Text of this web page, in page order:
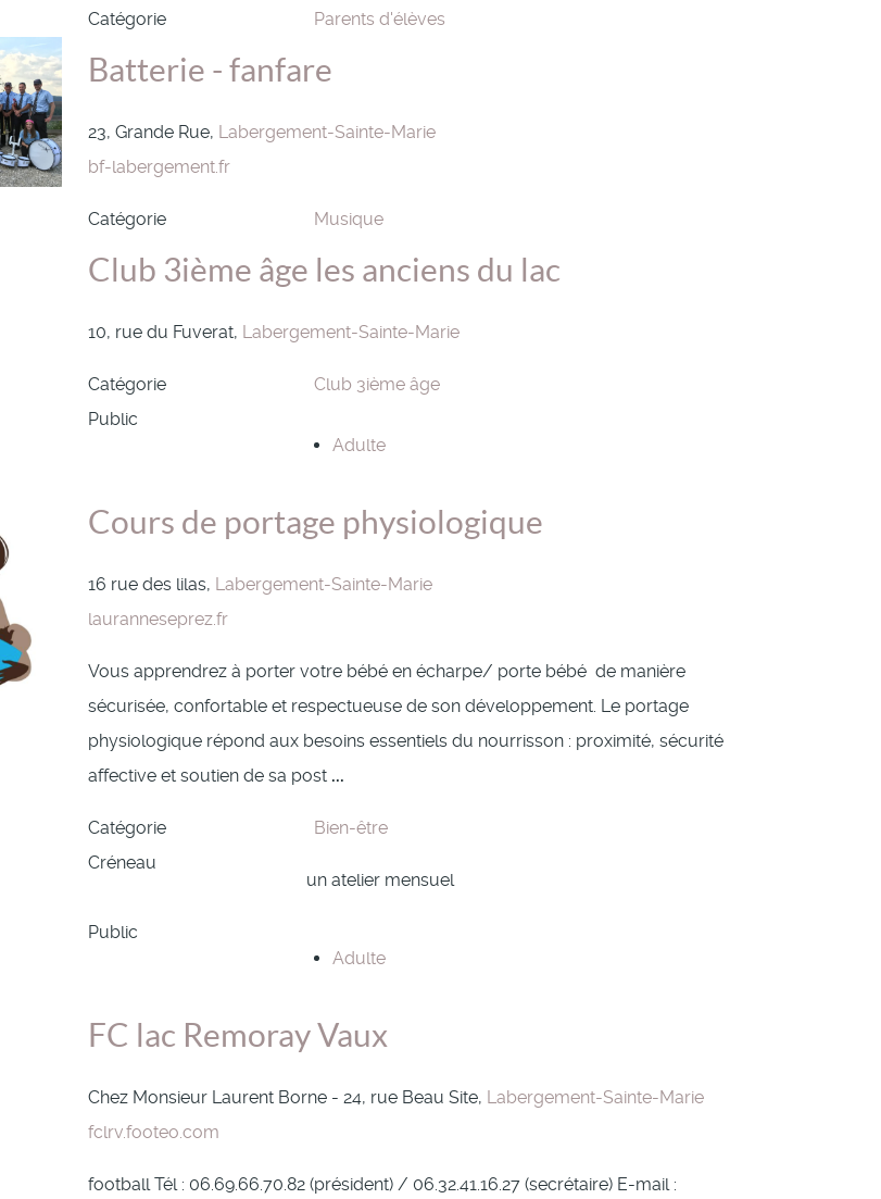
Catégorie Parents d'élèves
Batterie - fanfare
23, Grande Rue, Labergement-Sainte-Marie
bf-labergement.fr
Catégorie Musique
Club 3ième âge les anciens du lac
10, rue du Fuverat, Labergement-Sainte-Marie
Catégorie
Club 3ième âge
Public
Adulte
Cours de portage physiologique
16 rue des lilas, Labergement-Sainte-Marie
lauranneseprez.fr
Vous apprendrez à porter votre bébé en écharpe/ porte bébé de manière
sécurisée, confortable et respectueuse de son développement. Le portage
physiologique répond aux besoins essentiels du nourrisson : proximité, sécurité
affective et soutien de sa post ...
Catégorie
Bien-être
Créneau
un atelier mensuel
Public
Adulte
FC lac Remoray Vaux
Chez Monsieur Laurent Borne - 24, rue Beau Site, Labergement-Sainte-Marie
fclrv.footeo.com
football Tél : 06.69.66.70.82 (président) / 06.32.41.16.27 (secrétaire) E-mail :